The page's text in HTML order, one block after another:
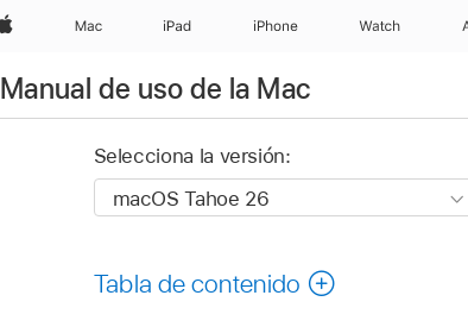
Apple Mac iPad iPhone Watch
Manual de uso de la Mac
Selecciona la versión:
Tabla de contenido